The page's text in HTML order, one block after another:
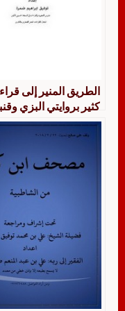
الطريق المنير إلى
كثير بروايتي البزي
طريقي الشاطبية